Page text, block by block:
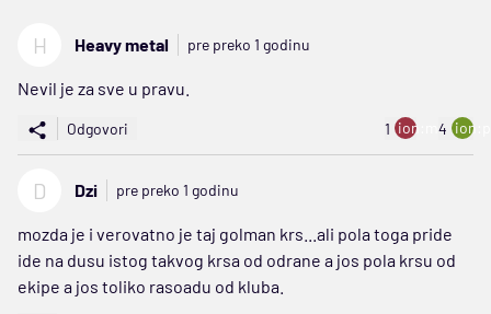
H Heavy metal pre preko 1 godinu
Nevil je za sve u pravu.
Odgovori 1 ion:minus
4
D Dzi pre preko 1 godinu
mozda je i verovatno je taj golman krs...ali pola toga pride
ide na dusu istog takvog krsa od odrane a jos pola krsu od
ekipe a jos toliko rasoadu od kluba.